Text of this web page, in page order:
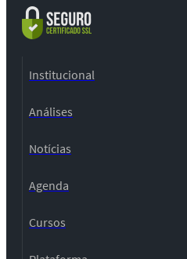
Institucional
Análises
Notícias
Agenda
Cursos